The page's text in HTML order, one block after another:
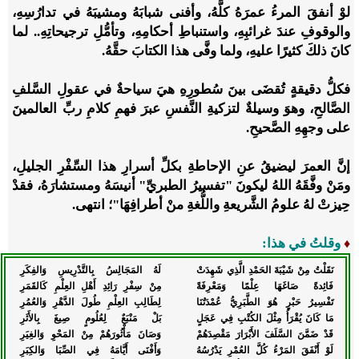
​لوْ أنفقَ المرءُ عمرَهُ كلَّهُ، وأفنى شبابَهُ ومشيبَهُ في تدارُسِهِ،
والوقوفِ عندَ غرائبِهِ، واستنباطِ أحكامِهِ، وتأمُّلِ ترجيحاتِهِ.. لما
كانَ ذلكَ كثيرًا عليهِ، ولما وفَّى هذا الكتابَ حقَّهُ.
​فكلُّ دقيقةٍ تُقضَى بينَ سُطورِهِ هيَ سياحةٌ في عقولِ السَّلفِ
الصَّالحِ، ​وهوَ وسيلةٌ لتزكيةِ النَّفسِ عبرَ فهمِ كلامِ ربِّ العالمينَ
على وجهِهِ الصَّحيحِ.
​إنَّ العمرَ ليضيقُ عنِ الإحاطةِ بكلِّ أسرارِ هذا السِّفْرِ الجليلِ،
ومَنْ وفَّقَهُ اللهُ ليكونَ "تفسيرُ الطبريِّ" أنيسَهُ ومستشارَهُ، فقدْ
حِيزتْ لهُ علومُ الشَّريعةِ واللُّغةِ منْ أطرافِهَا"؛ انتهى.
♦ وقلتُ في هذا:
نَقَلْتُ مِنْ شَيْبَةَ الحَمْدِ الَّذِي شَهِدَتْ
لَهُ المَجَالِسُ بِالتَّدْرِيسِ وَالفِكَرِ
فَائِدةً صَاغَهَا عِلْمًا وَمَعْرِفَةً
مِنْ سِفْرِ رَائِدِ أَهْلِ العِلْمِ كَالقَمَرِ
تَفْسِيرُ حَبْرٍ هُوَ الطَّبَرِيُّ عُمْدَتُنَا
لِطَالِبِ العِلْمِ طُولَ الدَّهْرِ وَالعُمُرِ
مَا كَانَ يُقْرَأُ مِثْلَ الكُتْبِ فِي عَجَلٍ
بَلْ مَنْبَعٌ لِعُلُومٍ صِيغَ بِالأَثَرِ
قَدْ ضَمَّنَ السَّلَفَ الأَبْرَارَ مَقْصِدَهُمْ
وَصَانَ مَأْثُورَهُمْ مِنْ المَحْوِ وَالغِيَرِ
لَوْ أَنْفَقَ المَرْءُ كُلَّ العُمْرِ يَدْرُسُهُ
وَأَفْنَى أَيَّامَهُ فِي الصِّبَا وَالكِبَرِ